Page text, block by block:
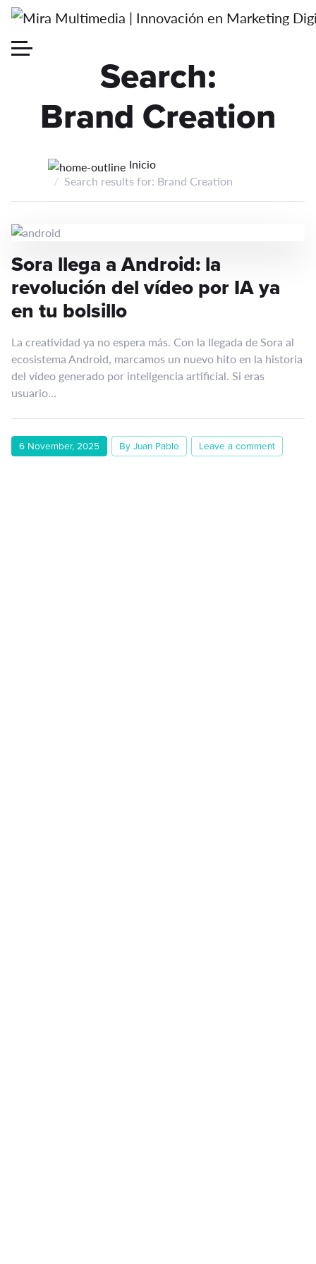
Search:
Brand Creation
Inicio
Search results for: Brand Creation
Sora llega a Android: la
revolución del vídeo por IA ya
en tu bolsillo
La creatividad ya no espera más. Con la llegada de Sora al
ecosistema Android, marcamos un nuevo hito en la historia
del vídeo generado por inteligencia artificial. Si eras
usuario…
6 November, 2025 By Juan Pablo Leave a comment